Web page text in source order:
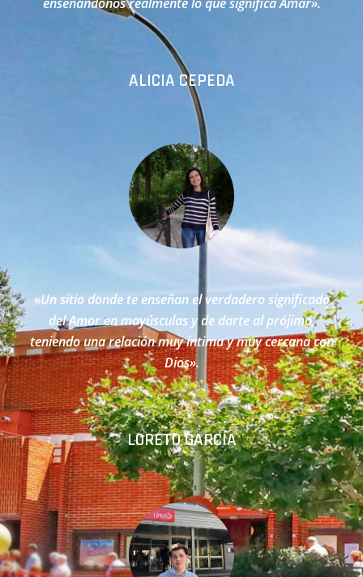
ALICIA CEPEDA
«Un sitio donde te enseñan el verdadero significado
del Amor en mayúsculas y de darte al prójimo,
teniendo una relación muy íntima y muy cercana con
Dios».
LORETO GARCÍA